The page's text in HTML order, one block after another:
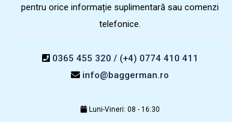
pentru orice informație suplimentară sau comenzi
telefonice.
0365 455 320 / (+4) 0774 410 411
info@baggerman.ro
Luni-Vineri: 08 - 16:30